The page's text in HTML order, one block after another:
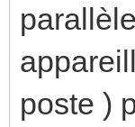
poste )